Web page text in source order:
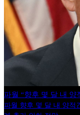
파월 “향후 몇 달 내 양
파월 향후 몇 달 내 양적